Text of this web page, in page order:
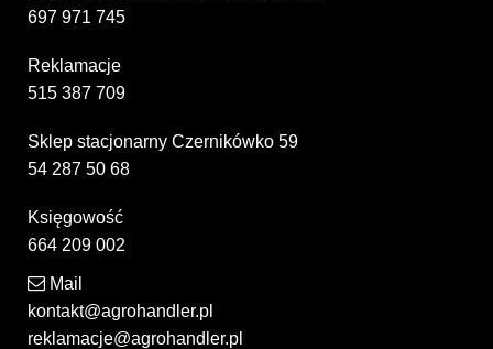
697 971 745
Reklamacje
515 387 709
Sklep stacjonarny Czernikówko 59
54 287 50 68
Księgowość
664 209 002
Mail
kontakt@agrohandler.pl
reklamacje@agrohandler.pl